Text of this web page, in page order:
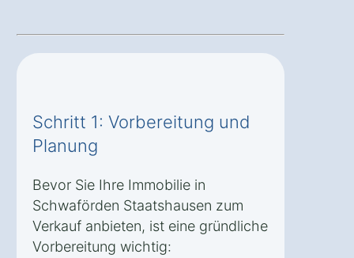
Schritt 1: Vorbereitung und
Planung
Bevor Sie Ihre Immobilie in
Schwaförden Staatshausen zum
Verkauf anbieten, ist eine gründliche
Vorbereitung wichtig: